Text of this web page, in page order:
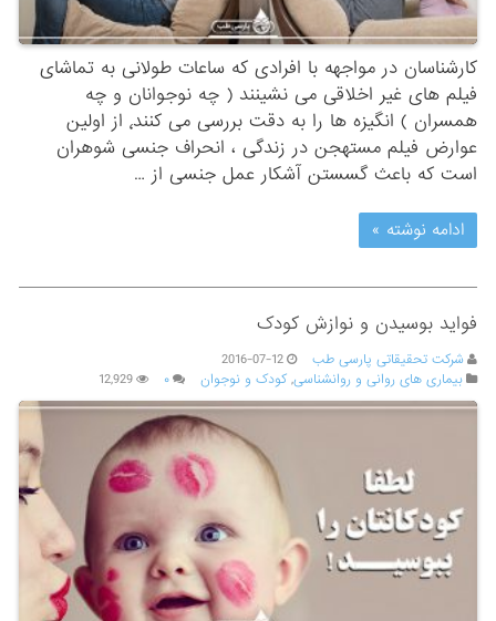
کارشناسان در مواجهه با افرادی که ساعات طولانی به تماشای
فیلم های غیر اخلاقی می نشینند ( چه نوجوانان و چه
همسران ) انگیزه ها را به دقت بررسی می کنند٬ از اولین
عوارض فیلم مستهجن در زندگی ، انحراف جنسی شوهران
است که باعث گسستن آشکار عمل جنسی از …
ادامه نوشته »
فواید بوسیدن و نوازش کودک
شرکت تحقیقاتی پارسی طب
2016-07-12
بیماری های روانی و روانشناسی,کودک و نوجوان ۰ 12,929